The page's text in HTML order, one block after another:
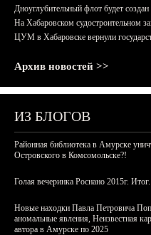
Дноуглубительный флот будет
На Хабаровском судостроительном
ЦУМ в Хабаровске вернули
Архив новостей >>
ИЗ БЛОГОВ
Районная библиотека в Амурске
Островского в Комсомольске?!
Голая вечеринка Роснано 2015г. Итог.
Новые находки Павла Петровича
аномальные явления, Неизвестная
автора в Амурске по 2025